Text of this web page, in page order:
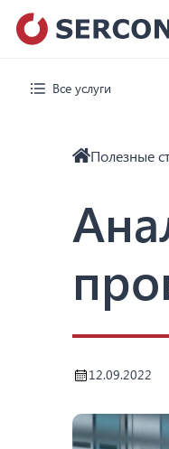
Все услуги
Полезные
12.09.2022